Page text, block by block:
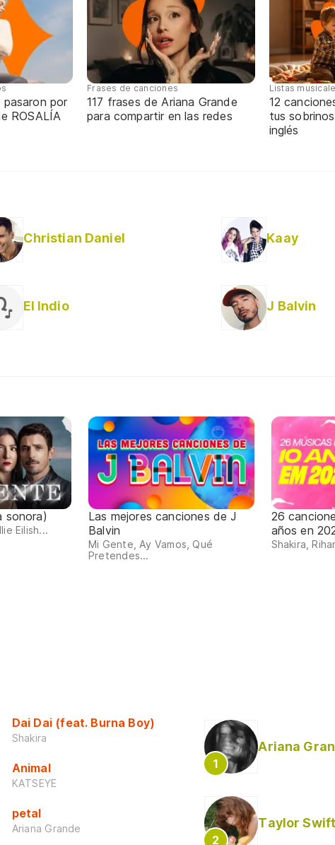
por
ROSALÍA
Frases de canciones
117 frases de Ariana Grande
para compartir en las redes
Listas
12
tus
inglés
Christian Daniel Kaay
El Indio J Balvin
sonora)
Eilish...
Las mejores canciones de J
Balvin
Mi Gente, Ay Vamos, Qué
Pretendes...
26
años en
Shakira,
Dai Dai (feat. Burna Boy)
Shakira
Animal
KATSEYE
petal
Ariana Grande
Ariana
Taylor Swift